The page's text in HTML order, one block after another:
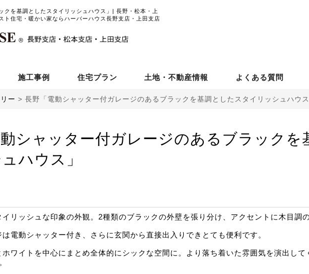
クを基調としたスタイリッシュハウス」| 長野・松本・上
ト住宅・暖かい家ならハーバーハウス長野支店・上田支店
施工事例 住宅プラン 土地・不動産情報 よくある質問
ー > 長野「電動シャッター付ガレージのあるブラックを基調としたスタイリッシュハウス
シャッター付ガレージのあるブラックを
ハウス」
リッシュな印象の外観。2種類のブラックの外壁を張り分け、アクセントに木目調
電動シャッター付き、さらに玄関から直接出入りできとても便利です。
ホワイトを中心にまとめ全体的にシックな空間に。より落ち着いた雰囲気を演出し